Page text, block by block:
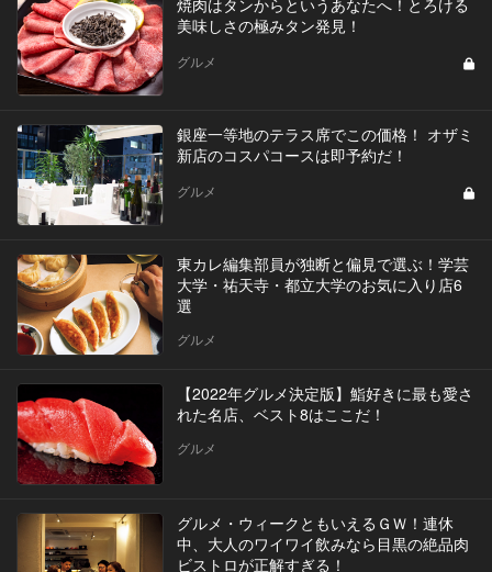
焼肉はタンからというあなたへ！とろける
美味しさの極みタン発見！
グルメ
銀座一等地のテラス席でこの価格！ オザミ
新店のコスパコースは即予約だ！
グルメ
東カレ編集部員が独断と偏見で選ぶ！学芸
大学・祐天寺・都立大学のお気に入り店6
選
グルメ
【2022年グルメ決定版】鮨好きに最も愛さ
れた名店、ベスト8はここだ！
グルメ
グルメ・ウィークともいえるＧＷ！連休
中、大人のワイワイ飲みなら目黒の絶品肉
ビストロが正解すぎる！